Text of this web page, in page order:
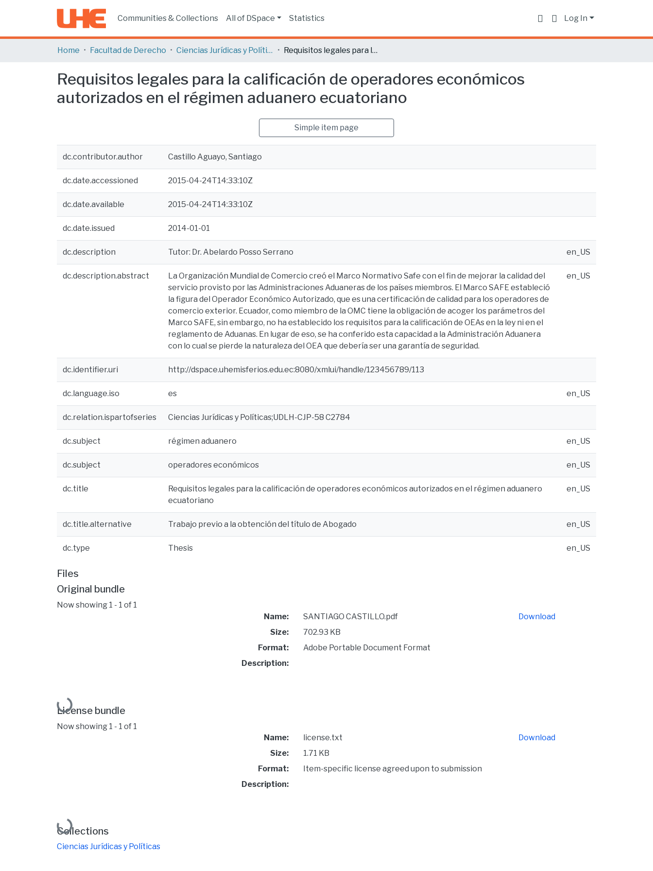
Communities & Collections All of DSpace Statistics Log In
Home Facultad de Derecho Ciencias Jurídicas y Políticas Requisitos legales para la calificación de operadores económicos autorizados en el régimen aduanero ecuatoriano
Requisitos legales para la calificación de operadores económicos
autorizados en el régimen aduanero ecuatoriano
Simple item page
dc.contributor.author Castillo Aguayo, Santiago
dc.date.accessioned 2015-04-24T14:33:10Z
dc.date.available 2015-04-24T14:33:10Z
dc.date.issued 2014-01-01
dc.description Tutor: Dr. Abelardo Posso Serrano en_US
dc.description.abstract
La Organización Mundial de Comercio creó el Marco Normativo Safe con el fin de mejorar la calidad del
servicio provisto por las Administraciones Aduaneras de los países miembros. El Marco SAFE estableció
la figura del Operador Económico Autorizado, que es una certificación de calidad para los operadores de
comercio exterior. Ecuador, como miembro de la OMC tiene la obligación de acoger los parámetros del
Marco SAFE, sin embargo, no ha establecido los requisitos para la calificación de OEAs en la ley ni en el
reglamento de Aduanas. En lugar de eso, se ha conferido esta capacidad a la Administración Aduanera
con lo cual se pierde la naturaleza del OEA que debería ser una garantía de seguridad.
en_US
dc.identifier.uri http://dspace.uhemisferios.edu.ec:8080/xmlui/handle/123456789/113
dc.language.iso es en_US
dc.relation.ispartofseries Ciencias Jurídicas y Políticas;UDLH-CJP-58 C2784
dc.subject régimen aduanero en_US
dc.subject operadores económicos en_US
dc.title
Requisitos legales para la calificación de operadores económicos autorizados en el régimen aduanero
ecuatoriano
en_US
dc.title.alternative Trabajo previo a la obtención del título de Abogado en_US
dc.type Thesis en_US
Files
Original bundle
Now showing 1 - 1 of 1
Loading...
Name:
SANTIAGO CASTILLO.pdf
Size:
702.93 KB
Format:
Adobe Portable Document Format
Description:
Download
License bundle
Now showing 1 - 1 of 1
Loading...
Name:
license.txt
Size:
1.71 KB
Format:
Item-specific license agreed upon to submission
Description:
Download
Collections
Ciencias Jurídicas y Políticas